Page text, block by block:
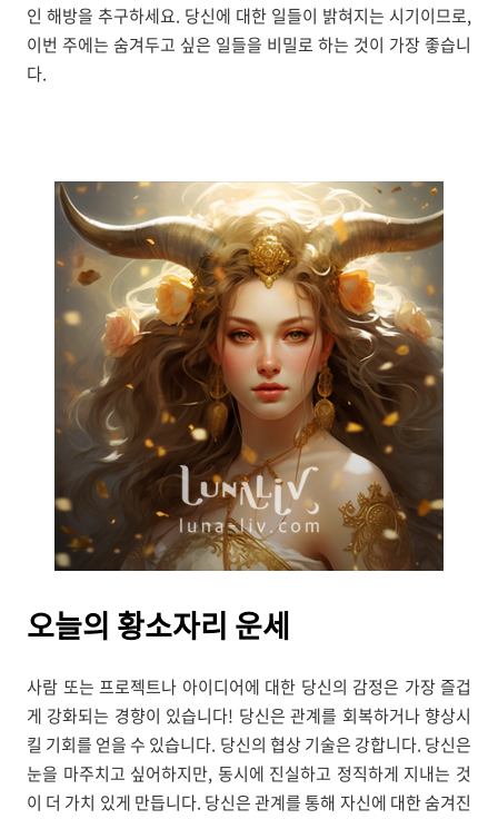
인 해방을 추구하세요. 당신에 대한 일들이 밝혀지는 시기이므로,
이번 주에는 숨겨두고 싶은 일들을 비밀로 하는 것이 가장 좋습니
다.
오늘의 황소자리 운세
사람 또는 프로젝트나 아이디어에 대한 당신의 감정은 가장 즐겁
게 강화되는 경향이 있습니다! 당신은 관계를 회복하거나 향상시
킬 기회를 얻을 수 있습니다. 당신의 협상 기술은 강합니다. 당신은
눈을 마주치고 싶어하지만, 동시에 진실하고 정직하게 지내는 것
이 더 가치 있게 만듭니다. 당신은 관계를 통해 자신에 대한 숨겨진